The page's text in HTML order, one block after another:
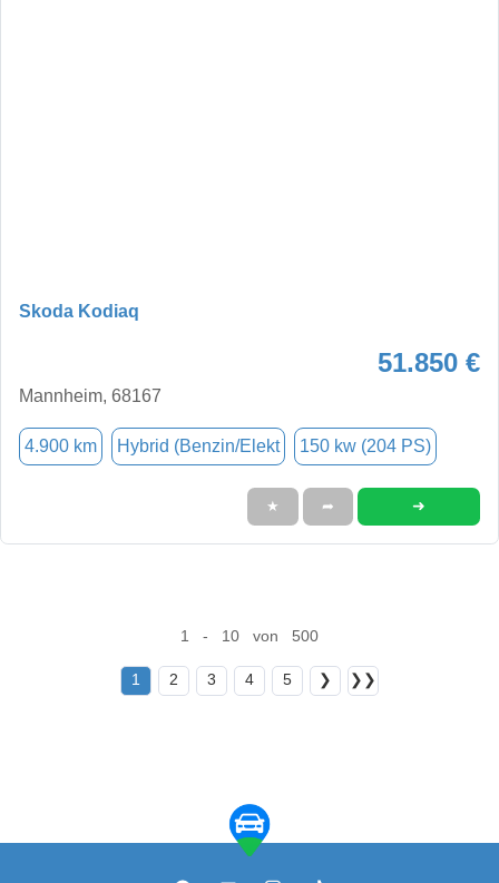
Skoda Kodiaq
51.850 €
Mannheim, 68167
4.900 km Hybrid (Benzin/Elekt 150 kw (204 PS)
★ ➦ ➜
1 - 10 von 500
1 2 3 4 5 ❯ ❯❯